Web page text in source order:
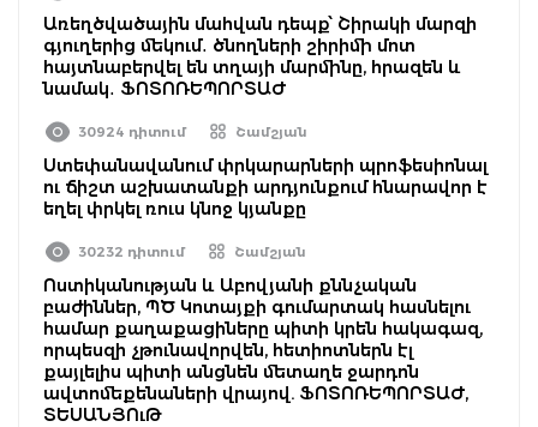
Առեղծվածային մահվան դեպք՝ Շիրակի մարզի
գյուղերից մեկում․ ծնողների շիրիմի մոտ
հայտնաբերվել են տղայի մարմինը, հրազեն և
նամակ․ ՖՈՏՈՌԵՊՈՐՏԱԺ
30924 դիտում Շամշյան
Ստեփանավանում փրկարարների պրոֆեսիոնալ
ու ճիշտ աշխատանքի արդյունքում հնարավոր է
եղել փրկել ռուս կնոջ կյանքը
30232 դիտում Շամշյան
Ոստիկանության և Աբովյանի քննչական
բաժիններ, ՊԾ Կոտայքի գումարտակ հասնելու
համար քաղաքացիները պիտի կրեն հակագազ,
որպեսզի չթունավորվեն, հետիոտներն էլ
քայլելիս պիտի անցնեն մետաղե ջարդոն
ավտոմեքենաների վրայով. ՖՈՏՈՌԵՊՈՐՏԱԺ,
ՏԵՍԱՆՅՈւԹ